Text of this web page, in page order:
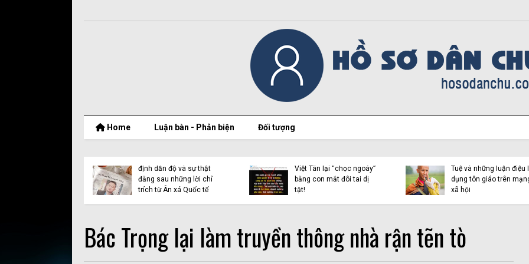
Home Luận bàn - Phản biện Đối tượng
Ân xá quốc tế và vụ dẫn
độ Y Quynh Bdap: Khi
nhân quyền bị lợi dụng
Việt Tân lại xuyên tạc về
cầu phao Phong Châu
Vàng Chỉnh Mình và cái
gọi là “Liên minh người
Mông vì công lý” (Kỳ 2)
Bác Trọng lại làm truyền thông nhà rận tẽn tò